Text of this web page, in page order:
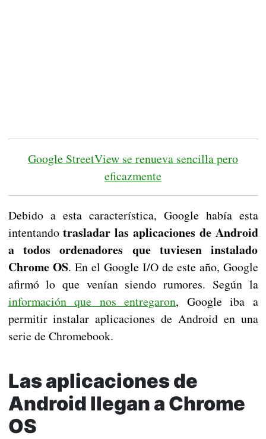
Google StreetView se renueva sencilla pero
eficazmente
Debido a esta característica, Google había esta
intentandotrasladar las aplicaciones de Android
a todos ordenadores que tuviesen instalado
Chrome OS. En el Google I/O de este año, Google
afirmó lo que venían siendo rumores. Según la
información que nos entregaron, Google iba a
permitir instalar aplicaciones de Android en una
serie de Chromebook.
Las aplicaciones de
Android llegan a Chrome
OS